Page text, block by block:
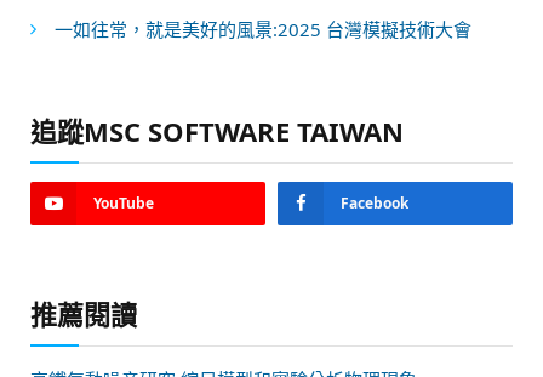
一如往常，就是美好的風景:2025 台灣模擬技術大會
追蹤MSC SOFTWARE TAIWAN
YouTube Facebook
推薦閱讀